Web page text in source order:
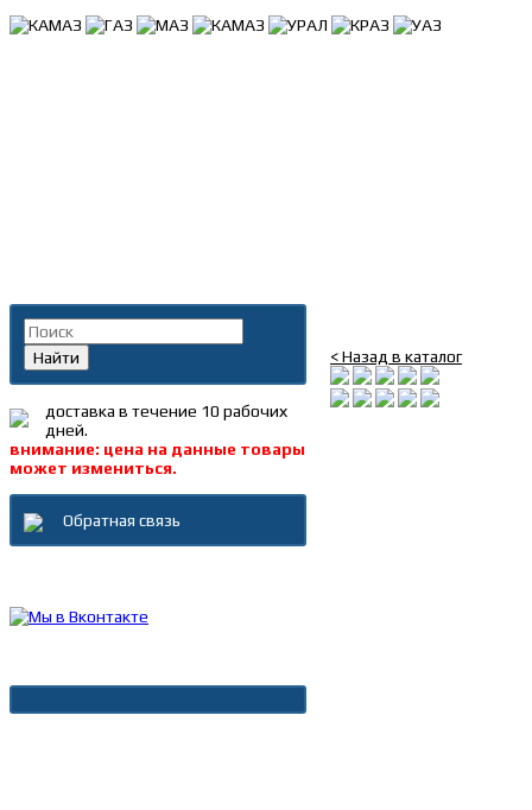
< Назад в каталог
Найти
доставка в течение 10 рабочих
дней.
внимание: цена на данные товары
может измениться.
Обратная связь